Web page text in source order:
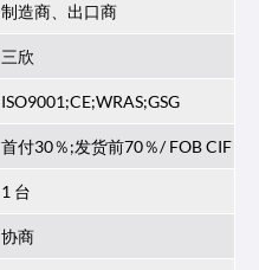
制造商、出口商
三欣
ISO9001;CE;WRAS;GSG
首付30％;发货前70％/ FOB CIF
1 台
协商